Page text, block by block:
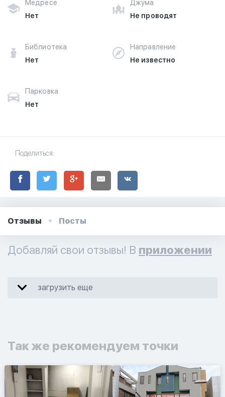
Медресе
Нет
Джума
Не проводят
Библиотека
Нет
Направление
Не известно
Парковка
Нет
Поделиться:
Отзывы Посты
Добавляй свои отзывы! В приложении
загрузить еще
Так же рекомендуем точки